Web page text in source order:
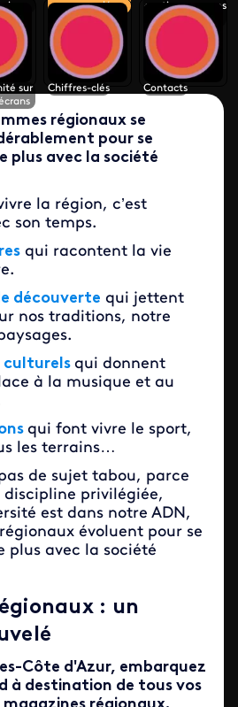
renouvelés
continu avec nos
publics
sur
Chiffres-clés Contacts
régionaux se
pour se
plus avec la société
la région, c’est
son temps.
qui racontent la vie
découverte qui jettent
nos traditions, notre
culturels qui donnent
à la musique et au
qui font vivre le sport,
les terrains…
de sujet tabou, parce
discipline privilégiée,
est dans notre ADN,
évoluent pour se
plus avec la société
: un
Côte d'Azur, embarquez
à destination de tous vos